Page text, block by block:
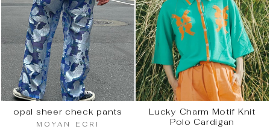
opal sheer check pants
MOYAN ECRI
Lucky Charm Motif Knit
Polo Cardigan